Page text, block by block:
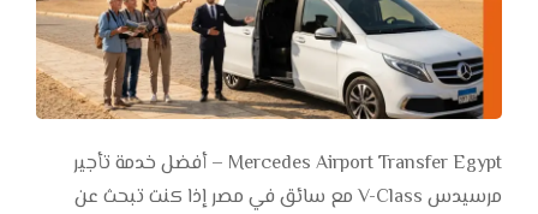
Mercedes Airport Transfer Egypt – أفضل خدمة تأجير
مرسيدس V-Class مع سائق في مصر إذا كنت تبحث عن